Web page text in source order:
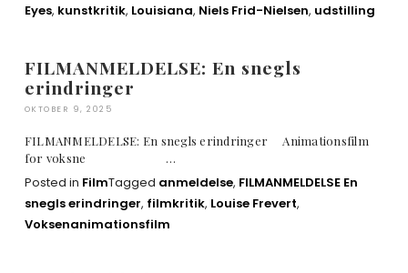
Eyes, kunstkritik, Louisiana, Niels Frid-Nielsen, udstilling
FILMANMELDELSE: En snegls
erindringer
OKTOBER 9, 2025
FILMANMELDELSE: En snegls erindringer Animationsfilm
for voksne …
Posted in FilmTagged anmeldelse, FILMANMELDELSE En
snegls erindringer, filmkritik, Louise Frevert,
Voksenanimationsfilm